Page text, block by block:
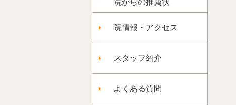
院からの推薦状
院情報・アクセス
スタッフ紹介
よくある質問